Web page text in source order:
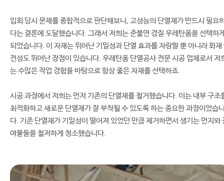
입회 당시 문제를 종합적으로 판단해보니, 고성능의 단열재가 반드시 필요
다는 결론에 도달했습니다. 그래서 저희는 준불연 경질 우레탄폼을 선택하
되었습니다. 이 자재는 뛰어난 기밀성과 단열 효과를 자랑할 뿐 아니라 화재
전성도 뛰어난 장점이 있습니다. 우레탄폼 단열공사 전문 시공 업체로서 저
는 수많은 작업 경험을 바탕으로 항상 좋은 자재를 선택하죠.
시공 과정에서 저희는 먼저 기존의 단열재를 철거했습니다. 이는 내부 구조
최적화하고 새로운 단열재가 잘 부착될 수 있도록 하는 중요한 과정이었습
다. 기존 단열재가 기밀성이 떨어져 있었던 만큼 제거하면서 생기는 먼지와
여물들을 철저하게 청소했습니다.